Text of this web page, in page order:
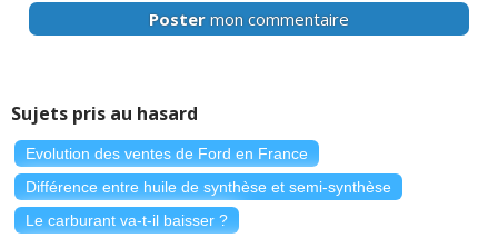
Poster mon commentaire
Sujets pris au hasard
Evolution des ventes de Ford en France
Différence entre huile de synthèse et semi-synthèse
Le carburant va-t-il baisser ?